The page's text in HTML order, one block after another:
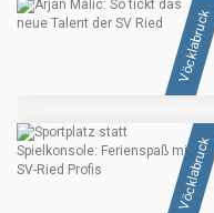
Vöcklabruck
Vöcklabruck